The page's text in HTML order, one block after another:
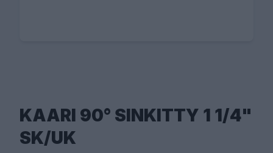
KAARI 90° SINKITTY 1 1/4"
SK/UK